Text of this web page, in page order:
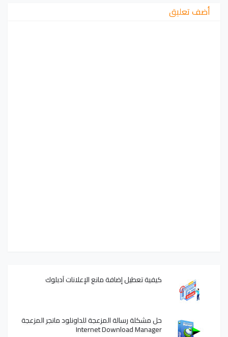
أضف تعليق
كيفية تعطيل إضافة مانع الإعلانات آدبلوك
حل مشكلة رسالة المزعجة للداونلود مانجر المزعجة
Internet Download Manager